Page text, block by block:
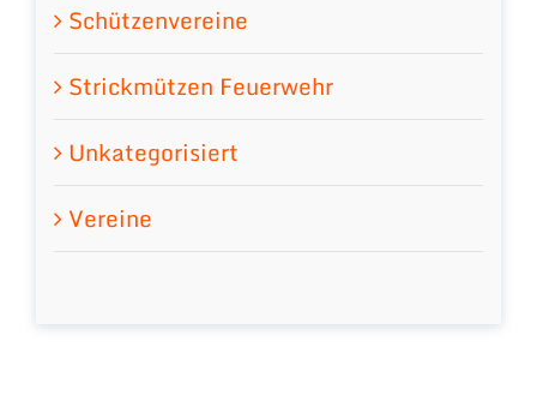
Schützenvereine
Strickmützen Feuerwehr
Unkategorisiert
Vereine